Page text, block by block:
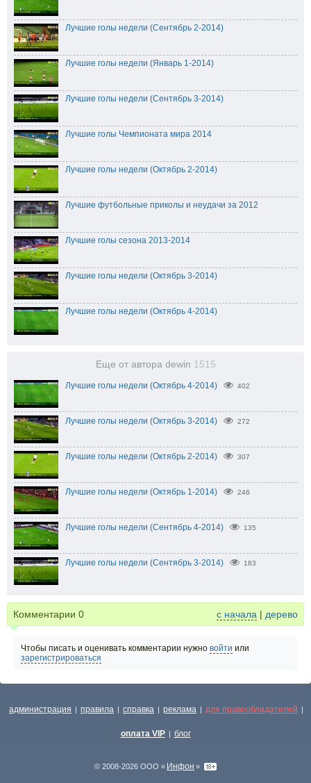
Лучшие голы недели (Сентябрь 2-2014)
Лучшие голы недели (Январь 1-2014)
Лучшие голы недели (Сентябрь 3-2014)
Лучшие голы Чемпионата мира 2014
Лучшие голы недели (Октябрь 2-2014)
Лучшие футбольные приколы и неудачи за 2012
Лучшие голы сезона 2013-2014
Лучшие голы недели (Октябрь 3-2014)
Лучшие голы недели (Октябрь 4-2014)
Еще от автора dewin 1515
Лучшие голы недели (Октябрь 4-2014) 402
Лучшие голы недели (Октябрь 3-2014) 272
Лучшие голы недели (Октябрь 2-2014) 307
Лучшие голы недели (Октябрь 1-2014) 246
Лучшие голы недели (Сентябрь 4-2014) 135
Лучшие голы недели (Сентябрь 3-2014) 183
Комментарии 0 с начала | дерево
Чтобы писать и оценивать комментарии нужно войти или
зарегистрироваться
администрация | правила | справка | реклама | для правообладателей |
оплата VIP | блог
© 2008-2026 ООО « Инфон »